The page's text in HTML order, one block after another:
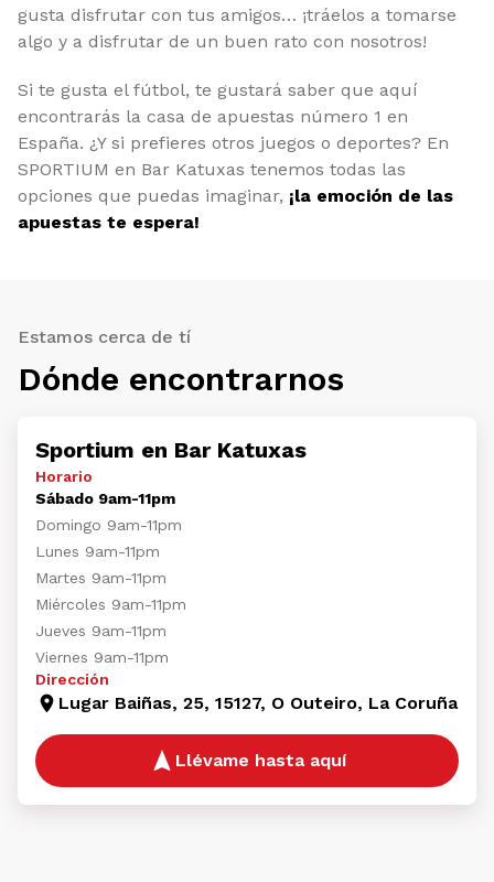
gusta disfrutar con tus amigos… ¡tráelos a tomarse
algo y a disfrutar de un buen rato con nosotros!
Si te gusta el fútbol, te gustará saber que aquí
encontrarás la casa de apuestas número 1 en
España. ¿Y si prefieres otros juegos o deportes? En
SPORTIUM en Bar Katuxas tenemos todas las
opciones que puedas imaginar, ¡la emoción de las
apuestas te espera!
Estamos cerca de tí
Dónde encontrarnos
Sportium en Bar Katuxas
Horario
Sábado 9am-11pm
Domingo 9am-11pm
Lunes 9am-11pm
Martes 9am-11pm
Miércoles 9am-11pm
Jueves 9am-11pm
Viernes 9am-11pm
Dirección
Lugar Baiñas, 25, 15127, O Outeiro, La Coruña
Llévame hasta aquí